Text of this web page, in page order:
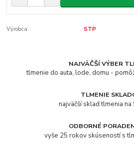
Výrobca: STP
NAJVÄČŠÍ VÝBER
tlmenie do auta, lode, domu -
TLMENIE
najväčší sklad tlmenia na
ODBORNÉ
vyše 25 rokov skúseností s